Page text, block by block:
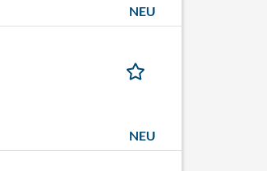
NEU
NEU